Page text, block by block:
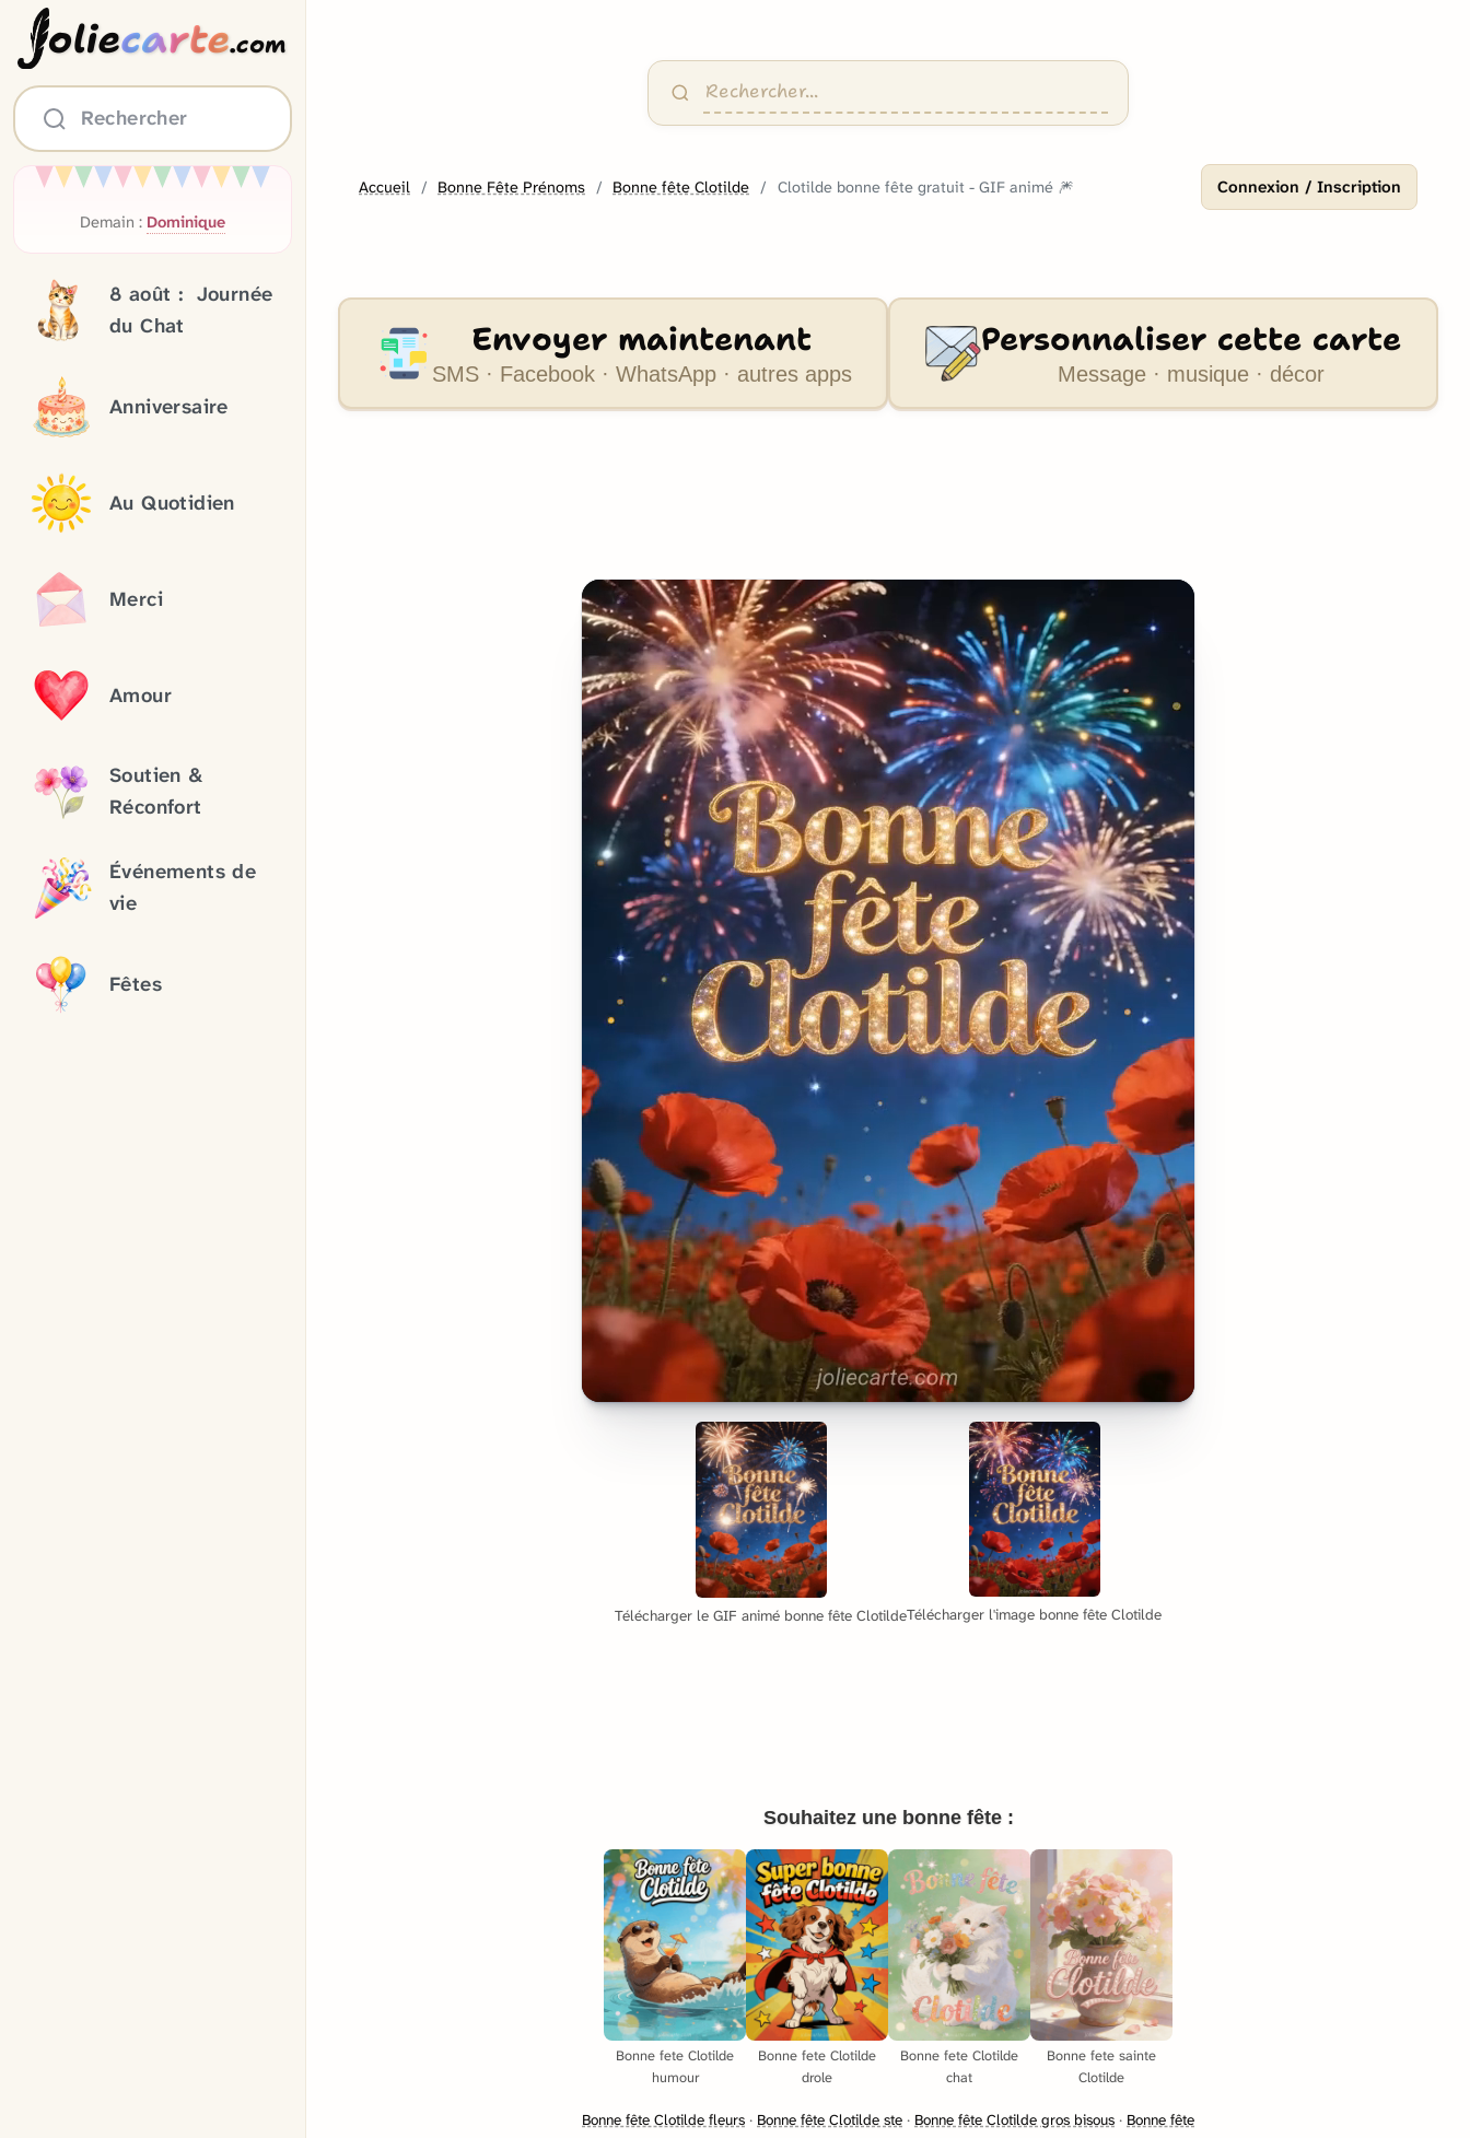
oliecarte.com
Rechercher
Demain : Dominique
8 août : Journée
du Chat
Anniversaire
Au Quotidien
Merci
Amour
Soutien &
Réconfort
Événements de
vie
Fêtes
Accueil Bonne Fête Prénoms Bonne fête Clotilde Clotilde bonne fête gratuit - GIF animé 🎆 Connexion / Inscription
Envoyer maintenant
SMS · Facebook · WhatsApp · autres apps
Personnaliser cette carte
Message · musique · décor
Télécharger le GIF animé bonne fête ClotildeTélécharger l'image bonne fête Clotilde
Souhaitez une bonne fête :
Bonne fete Clotilde
humour
Bonne fete Clotilde
drole
Bonne fete Clotilde
chat
Bonne fete sainte
Clotilde
Bonne fête Clotilde fleurs · Bonne fête Clotilde ste · Bonne fête Clotilde gros bisous · Bonne fête